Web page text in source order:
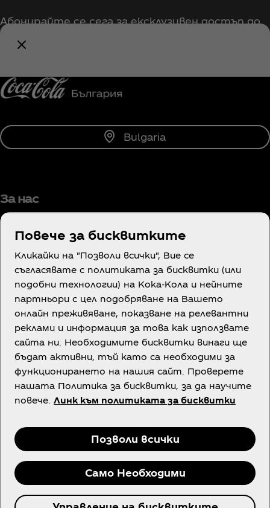
Абонирайте се сега за ексклузивен достъп до
Bulgaria
За нас
Имате нужда от помощ?
Правна информация
© 2026 The Coca‑Cola Company. Всички права са
Повече за бисквитките
Кликайки на "Позволи всички", Вие се
съгласявате с политиката за бисквитки (или
подобни технологии) на Кока-Кола и нейните
партньори с цел подобряване на Вашето
онлайн преживяване, показване на релевантни
реклами и информация за това как използвате
сайта ни. Необходимите бисквитки винаги ще
бъдат активни, тъй като са необходими за
функционирането на нашия сайт. Проверете
нашата Политика за бисквитки, за да научите
повече. Линк към политиката за бисквитки
Позволи всички
Само Необходими